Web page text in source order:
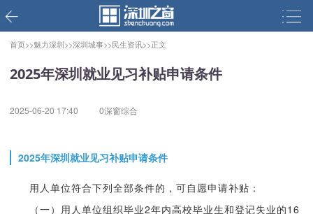
首页>>魅力深圳>>深圳城事>>民生资讯>>正文
2025年深圳就业见习补贴申请条件
2025-06-20 17:40 0深窗综合
2025年深圳就业见习补贴申请条件
用人单位符合下列全部条件的，可自愿申请补贴：
（一）用人单位组织毕业2年内高校毕业生和登记失业的16